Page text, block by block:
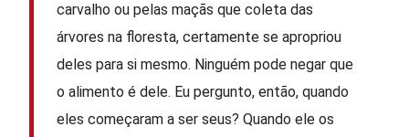
carvalho ou pelas maçãs que coleta das
árvores na floresta, certamente se apropriou
deles para si mesmo. Ninguém pode negar que
o alimento é dele. Eu pergunto, então, quando
eles começaram a ser seus? Quando ele os